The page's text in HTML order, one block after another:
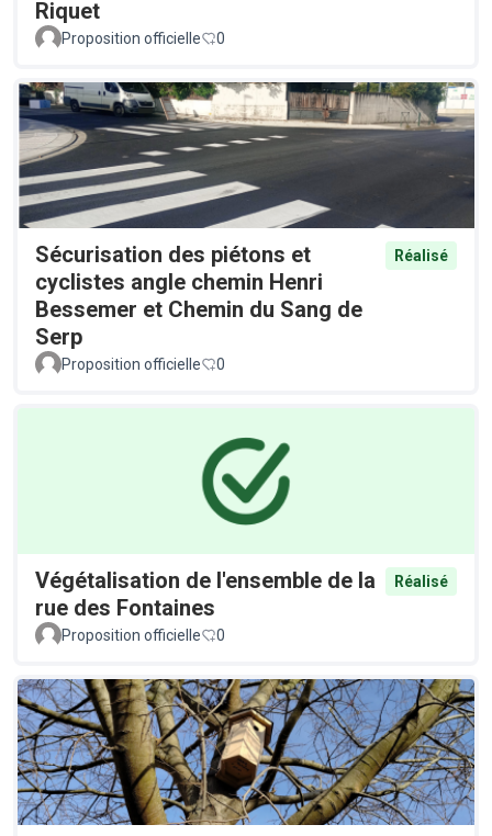
Riquet
Proposition officielle 0
Sécurisation des piétons et
cyclistes angle chemin Henri
Bessemer et Chemin du Sang de
Serp
Réalisé
Proposition officielle 0
Végétalisation de l'ensemble de la
rue des Fontaines
Réalisé
Proposition officielle 0